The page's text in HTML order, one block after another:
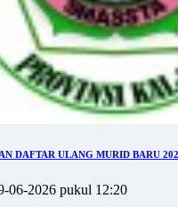
DAFTAR ULANG MURID BARU
06-2026 pukul 12:20